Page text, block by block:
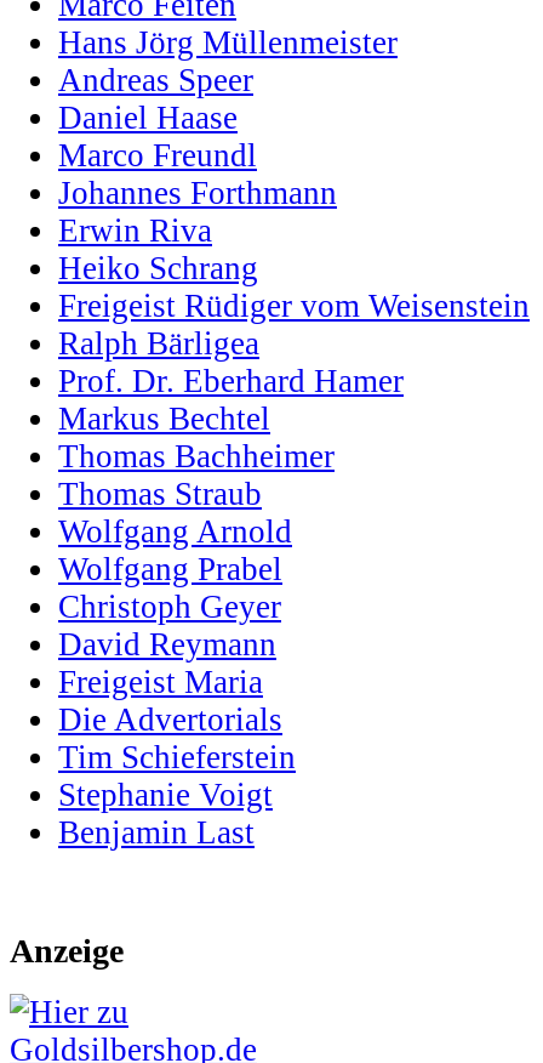
Hans Jörg Müllenmeister
Andreas Speer
Daniel Haase
Marco Freundl
Johannes Forthmann
Erwin Riva
Heiko Schrang
Freigeist Rüdiger vom Weisenstein
Ralph Bärligea
Prof. Dr. Eberhard Hamer
Markus Bechtel
Thomas Bachheimer
Thomas Straub
Wolfgang Arnold
Wolfgang Prabel
Christoph Geyer
David Reymann
Freigeist Maria
Die Advertorials
Tim Schieferstein
Stephanie Voigt
Benjamin Last
Anzeige